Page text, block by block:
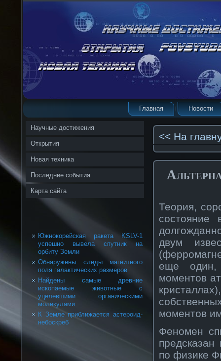
Главная Новости
Научные достижения
Открытия
Новая техника
Последние события
Карта сайта
Южнокорейская ракета KSLV-1
успешно вывела спутник на
орбиту Земли
Обнаружены следы магнитного
поля галактических размеров
Найдены самые древние
ископаемые животные с
уцелевшими органическими
молекулами
К Земле приближается астероид-
небоскреб
<< На
Теория,
двум
еще один,
моментов
моментов
Феномен
по физике